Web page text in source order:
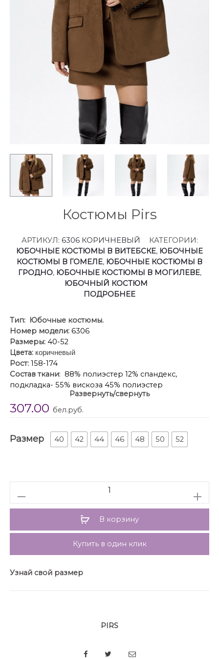
Костюмы Pirs
АРТИКУЛ: 6306 КОРИЧНЕВЫЙ
КАТЕГОРИИ:
ЮБОЧНЫЕ КОСТЮМЫ В ВИТЕБСКЕ, ЮБОЧНЫЕ
КОСТЮМЫ В ГОМЕЛЕ, ЮБОЧНЫЕ КОСТЮМЫ В
ГРОДНО, ЮБОЧНЫЕ КОСТЮМЫ В МОГИЛЕВЕ,
ЮБОЧНЫЙ КОСТЮМ
ПОДРОБНЕЕ
Тип: Юбочные костюмы.
Номер модели: 6306
Размеры: 40-52
Цвета: коричневый
Рост: 158-174
Состав ткани: 88% полиэстер 12% спандекс,
подкладка- 55% вискоза 45% полиэстер
: Костюм-двойка из оверсайз жакета и
мини-юбки из ткани под замшу.
функциональными карманами, однобортная
застежка на петли и пуговицы, спинка со средним
сзади на потайную молнию, юбка на подкладке.
Длина жакета по спинке около 71 см в размерах 40-
46 и около 72 см в размерах 48-52, длина рукавов
около 62 см. Длина юбки по боковому шву с
поясом около 46 см в размерах 40-46 и около 49
см в размерах 48-52 см
Развернуть/свернуть
307.00 бел.руб.
Размер 40 42 44 46 48 50 52
В корзину
Купить в один клик
Узнай свой размер
PIRS
SHARE